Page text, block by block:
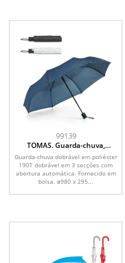
99139
TOMAS. Guarda-chuva,
dobrável, em poliéster 190T
com abertura automática
Guarda-chuva dobrável em poliéster
190T dobrável em 3 secções com
abertura automática. Fornecido em
bolsa. ø980 x 295...